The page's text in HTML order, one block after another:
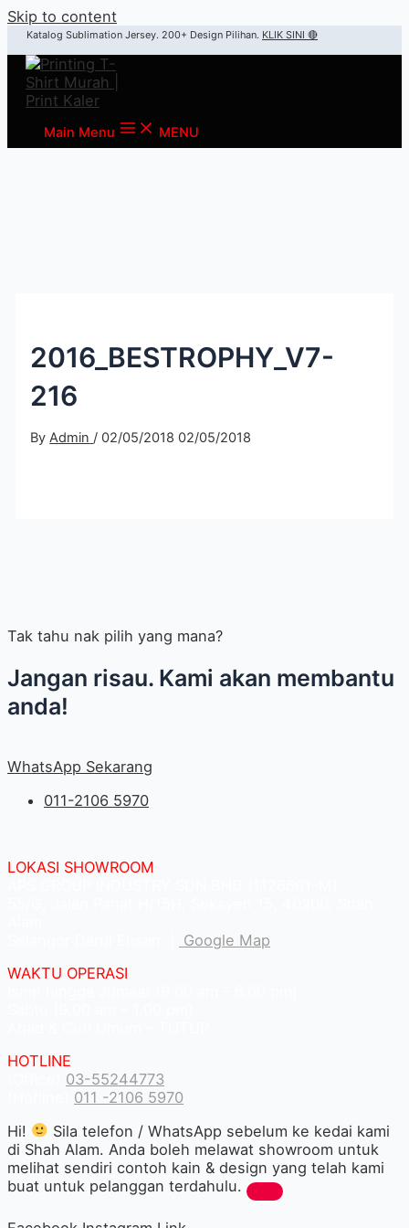
Skip to content
Katalog Sublimation Jersey. 200+ Design Pilihan. KLIK SINI 🔴
Main Menu MENU
2016_BESTROPHY_V7-
216
ByAdmin / 02/05/2018 02/05/2018
Tak tahu nak pilih yang mana?
Jangan risau. Kami akan membantu
anda!
WhatsApp Sekarang
011-2106 5970
LOKASI SHOWROOM
Google Map
WAKTU OPERASI
HOTLINE
03-55244773
011 -2106 5970
Hi!
Sila telefon / WhatsApp sebelum ke kedai kami
di Shah Alam. Anda boleh melawat showroom untuk
melihat sendiri contoh kain & design yang telah kami
buat untuk pelanggan terdahulu.